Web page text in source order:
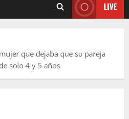
LIVE
que dejaba que su pareja
solo 4 y 5 años